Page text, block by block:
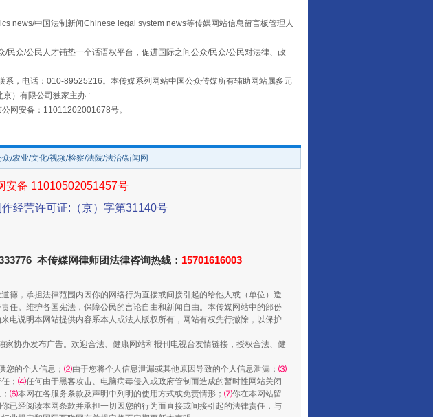
5年
化项目 走走走！国家喊你健身啦
news/中国法制新闻Chinese legal system news等传媒网站信息留言板管理人
众/公民人才铺垫一个话语权平台，促进国际之间公众/民众/公民对法律、政
，电话：010-89525216。本传媒系列网站中国公众传媒所有辅助网站属多元
）有限公司独家主办 :
网安备：11011202001678号。
众/农业/文化/视频/检察/法院/法治/新闻网
安备 11010502051457号
经营许可证:（京）字第31140号
本传媒网律师团法律咨询热线： 15701616003
德，承担法律范围内因你的网络行为直接或间接引起的给他人或（单位）造
任。维护各国宪法，保障公民的言论自由和新闻自由。本传媒网站中的部份
电说明本网站提供内容系本人或法人版权所有，网站有权先行撤除，以保护
协办发布广告。欢迎合法、健康网站和报刊电视台友情链接，授权合法、健
您的个人信息； ⑵由于您将个人信息泄漏或其他原因导致的个人信息泄漏； ⑶
； ⑷任何由于黑客攻击、电脑病毒侵入或政府管制而造成的暂时性网站关闭
⑹本网在各服务条款及声明中列明的使用方式或免责情形； ⑺你在本网站留
已经阅读本网条款并承担一切因您的行为而直接或间接引起的法律责任，与